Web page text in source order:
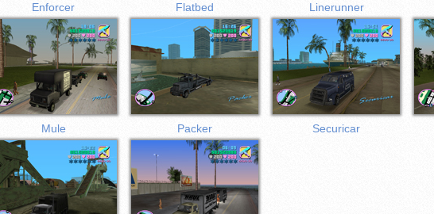
Enforcer Flatbed Linerunner
Mule Packer Securicar